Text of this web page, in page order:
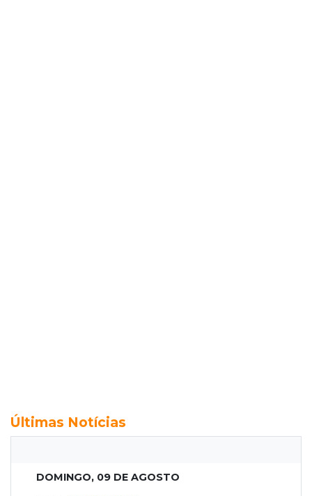
Últimas Notícias
DOMINGO, 09 DE AGOSTO